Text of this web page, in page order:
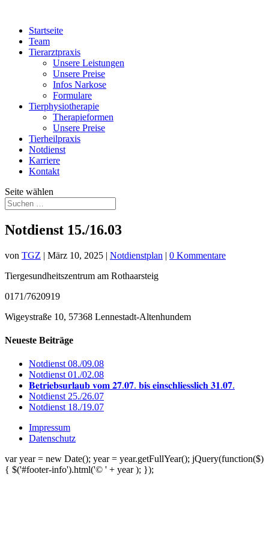
Startseite
Team
Tierarztpraxis
Unsere Leistungen
Unsere Preise
Infos Narkose
Formulare
Tierphysiotherapie
Therapieformen
Unsere Preise
Tierheilpraxis
Notdienst
Karriere
Kontakt
Seite wählen
Notdienst 15./16.03
von TGZ | März 10, 2025 | Notdienstplan | 0 Kommentare
Tiergesundheitszentrum am Rothaarsteig
0171/7620919
Wigeystraße 10, 57368 Lennestadt-Altenhundem
Neueste Beiträge
Notdienst 08./09.08
Notdienst 01./02.08
𝐁𝐞𝐭𝐫𝐢𝐞𝐛𝐬𝐮𝐫𝐥𝐚𝐮𝐛 𝐯𝐨𝐦 𝟐𝟕.𝟎𝟕. 𝐛𝐢𝐬 𝐞𝐢𝐧𝐬𝐜𝐡𝐥𝐢𝐞𝐬𝐬𝐥𝐢𝐜𝐡 𝟑𝟏.𝟎𝟕.
Notdienst 25./26.07
Notdienst 18./19.07
Impressum
Datenschutz
var year = new Date(); year = year.getFullYear(); jQuery(function($)
{ $('#footer-info').html('© ' + year ); });